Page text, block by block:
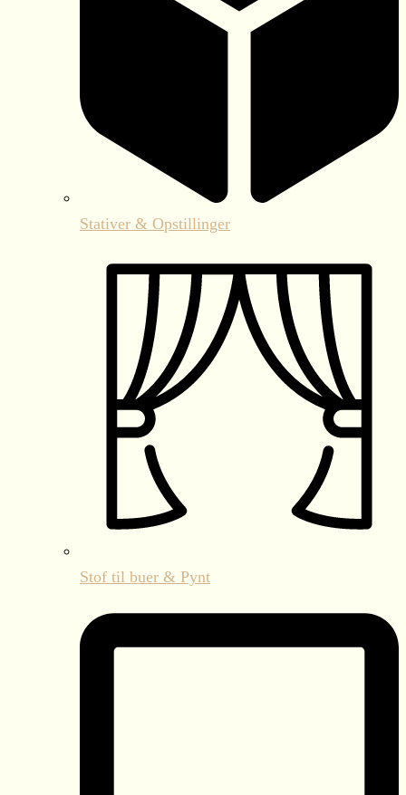
Stativer & Opstillinger
Stof til buer & Pynt